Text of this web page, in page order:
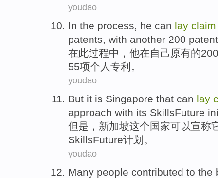
youdao
In the process, he can lay claim
patents, with another 200
在此过程中 ， 他在自己原有的
55项个人专利。
youdao
But it is Singapore that can lay
approach with its SkillsFuture
但是 ， 新加坡这个国家可以宣称
SkillsFuture计划 。
youdao
Many people contributed to the